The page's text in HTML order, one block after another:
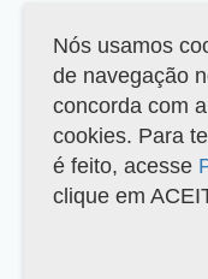
Nós usamos
de navegação
concorda com
cookies. Para
é feito, acesse
clique em